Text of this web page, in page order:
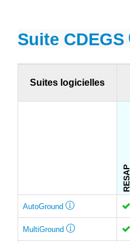
Suite CDEGS
Suites logicielles
RESAP
AutoGround
MultiGround